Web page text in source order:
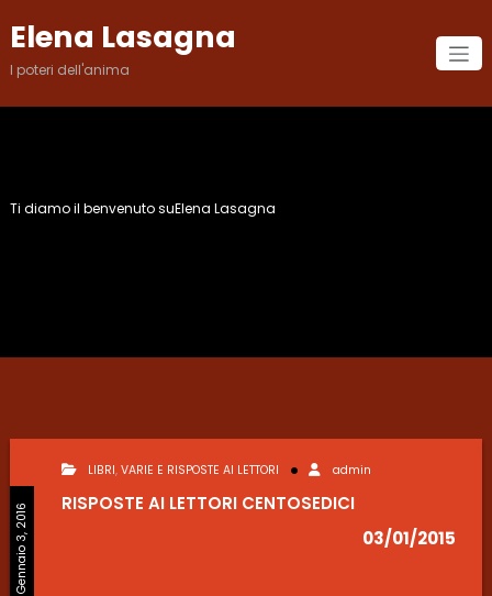
contenuto
Elena Lasagna
I poteri dell'anima
Ti diamo il benvenuto suElena Lasagna
Gennaio 3, 2016
LIBRI, VARIE E RISPOSTE AI LETTORI admin
RISPOSTE AI LETTORI CENTOSEDICI
03/01/2015